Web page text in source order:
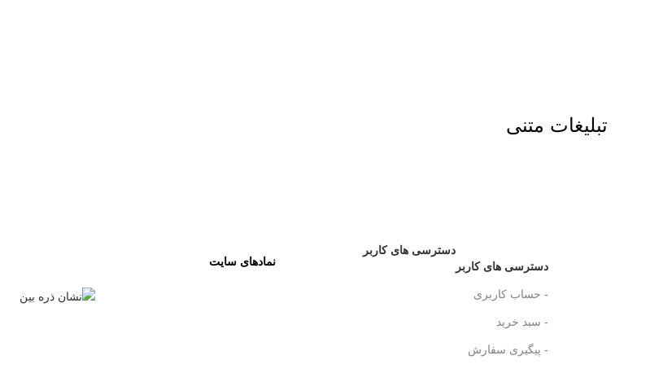
تبلیغات متنی
دسترسی های کاربر
دسترسی های کاربر
- حساب کاربری
- سبد خرید
- پیگیری سفارش
نمادهای سایت